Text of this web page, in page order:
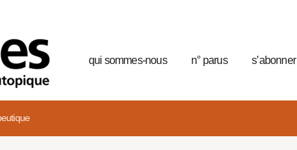
qui sommes-nous n° parus s’abonner